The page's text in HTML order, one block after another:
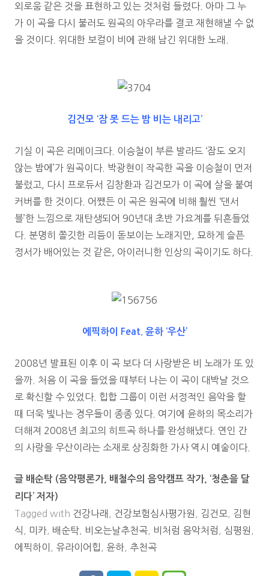
외로움 같은 것을 표현하고 있는 것처럼 들렸다. 아마 그 누
가 이 곡을 다시 불러도 원곡의 아우라를 결코 재현해낼 수 없
을 것이다. 위대한 보컬이 비에 관해 남긴 위대한 노래.
김건모 ‘잠 못 드는 밤 비는 내리고’
기실 이 곡은 리메이크다. 이승철이 부른 발라드 ‘잠도 오지
않는 밤에’가 원곡이다. 박광현이 작곡한 곡을 이승철이 먼저
불렀고, 다시 프로듀서 김창환과 김건모가 이 곡에 살을 붙여
커버를 한 것이다. 어쨌든 이 곡은 원곡에 비해 훨씬 ‘댄서
블’한 느낌으로 재탄생되어 90년대 초반 가요계를 뒤흔들었
다. 분명히 쫄깃한 리듬이 돋보이는 노래지만, 묘하게 슬픈
정서가 배어있는 것 같은, 아이러니한 인상의 곡이기도 하다.
에픽하이 Feat. 윤하 ‘우산’
2008년 발표된 이후 이 곡 보다 더 사랑받은 비 노래가 또 있
을까. 처음 이 곡을 들었을 때부터 나는 이 곡이 대박날 것으
로 확신할 수 있었다. 힙합 그룹이 이런 서정적인 음악을 할
때 더욱 빛나는 경우들이 종종 있다. 여기에 윤하의 목소리가
더해져 2008년 최고의 히트곡 하나를 완성해냈다. 연인 간
의 사랑을 우산이라는 소재로 상징화한 가사 역시 예술이다.
글 배순탁 (음악평론가, 배철수의 음악캠프 작가, ‘청춘을 달
리다’ 저자)
Tagged with 건강나래 , 건강보험심사평가원 , 김건모, 김현
식 , 미카, 배순탁, 비오는날추천곡, 비처럼 음악처럼 , 심평원 ,
에픽하이 , 유라이어힙 , 윤하, 추천곡